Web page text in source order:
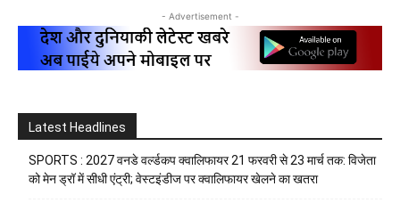
- Advertisement -
Latest Headlines
SPORTS : 2027 वनडे वर्ल्डकप क्वालिफायर 21 फरवरी से 23 मार्च तक: विजेता
को मेन ड्रॉ में सीधी एंट्री; वेस्टइंडीज पर क्वालिफायर खेलने का खतरा